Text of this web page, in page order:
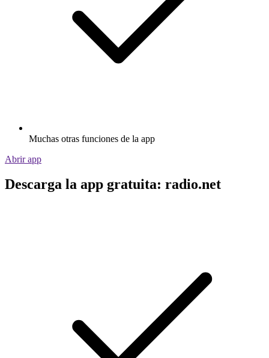
Muchas otras funciones de la app
Abrir app
Descarga la app gratuita: radio.net